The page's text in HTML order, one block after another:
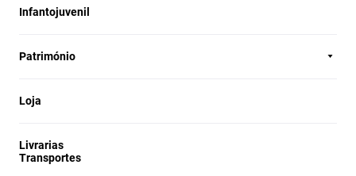
Infantojuvenil
Património
Loja
Livrarias
Transportes